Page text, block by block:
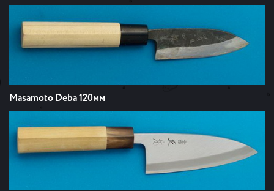
Masamoto Deba 120мм